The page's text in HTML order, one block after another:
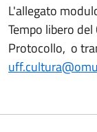
L'allegato
Tempo libero
Protocollo, o